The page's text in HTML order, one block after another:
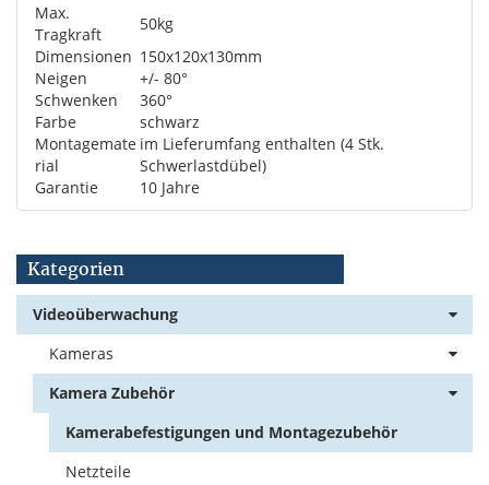
Max.
Tragkraft
50kg
Dimensionen 150x120x130mm
Neigen
+/- 80°
Schwenken
360°
Farbe
schwarz
Montagemate
rial
im Lieferumfang enthalten (4 Stk.
Schwerlastdübel)
Garantie
10 Jahre
Kategorien
Videoüberwachung
Kameras
Kamera Zubehör
Kamerabefestigungen und Montagezubehör
Netzteile